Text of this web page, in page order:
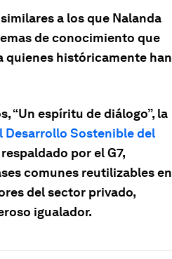
a los que Nalanda
de conocimiento que
quienes históricamente han
“Un espíritu de diálogo”, la
Desarrollo Sostenible del
por el G7,
comunes reutilizables en
del sector privado,
igualador.